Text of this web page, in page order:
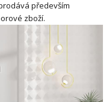
především
zboží.